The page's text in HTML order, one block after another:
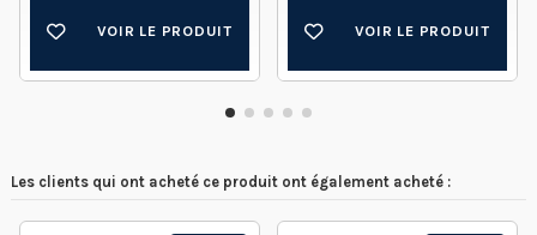
VOIR LE PRODUIT VOIR LE PRODUIT
Les clients qui ont acheté ce produit ont également acheté :